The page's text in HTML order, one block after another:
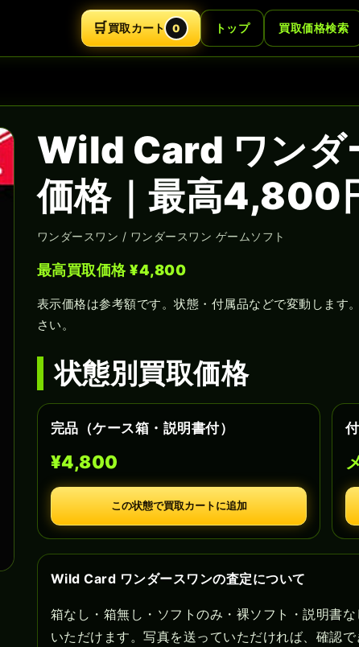
🛒買取カート 0 トップ 買取価格検索
Wild Card ワンダ
価格｜最高4,800
ワンダースワン / ワンダースワン ゲームソフト
最高買取価格 ¥4,800
表示価格は参考額です。状態・付属品などで変動します
さい。
状態別買取価格
完品（ケース箱・説明書付）
¥4,800
この状態で買取カートに追加
Wild Card ワンダースワンの査定について
箱なし・箱無し・ソフトのみ・裸ソフト・説明書
いただけます。写真を送っていただければ、確認